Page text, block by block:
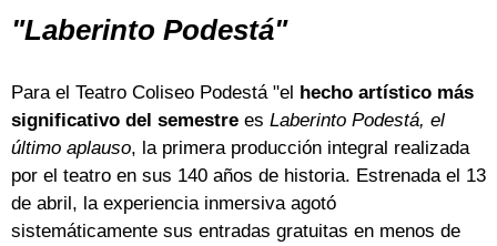
"Laberinto Podestá"
Para el Teatro Coliseo Podestá "el hecho artístico más
significativo del semestre es Laberinto Podestá, el
último aplauso, la primera producción integral realizada
por el teatro en sus 140 años de historia. Estrenada el 13
de abril, la experiencia inmersiva agotó
sistemáticamente sus entradas gratuitas en menos de